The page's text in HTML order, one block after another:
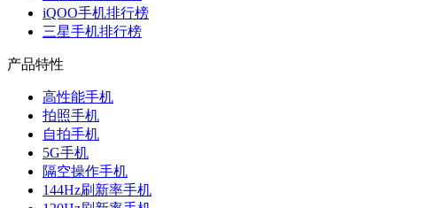
iQOO手机排行榜
三星手机排行榜
产品特性
高性能手机
拍照手机
自拍手机
5G手机
隔空操作手机
144Hz刷新率手机